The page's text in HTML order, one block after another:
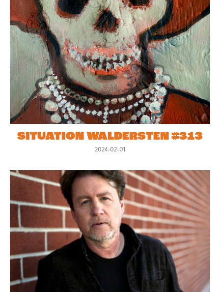
SITUATION WALDERSTEN #313
2024-02-01